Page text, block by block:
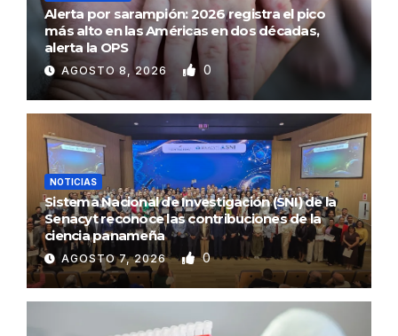
Alerta por sarampión: 2026 registra el pico
más alto en las Américas en dos décadas,
alerta la OPS
AGOSTO 8, 2026 0
NOTICIAS
Sistema Nacional de Investigación (SNI) de la
Senacyt reconoce las contribuciones de la
ciencia panameña
AGOSTO 7, 2026 0